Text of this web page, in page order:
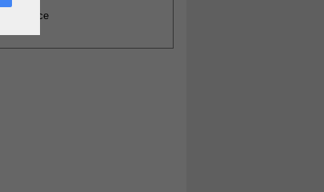
de justice